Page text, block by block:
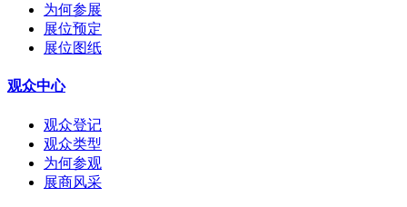
为何参展
展位预定
展位图纸
观众中心
观众登记
观众类型
为何参观
展商风采